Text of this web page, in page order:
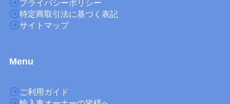
プライバシーポリシー
特定商取引法に基づく表記
サイトマップ
Menu
ご利用ガイド